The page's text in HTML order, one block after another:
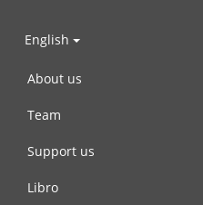
English
About us
Team
Support us
Libro